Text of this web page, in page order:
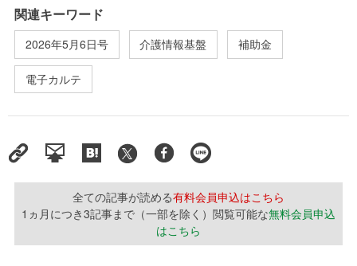
関連キーワード
2026年5月6日号 介護情報基盤 補助金
電子カルテ
全ての記事が読める有料会員申込はこちら
1ヵ月につき3記事まで（一部を除く）閲覧可能な無料会員申込
はこちら